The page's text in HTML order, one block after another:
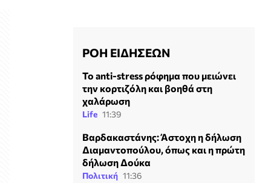
ΡΟΗ ΕΙΔΗΣΕΩΝ
Το anti-stress ρόφημα που μειώνει
την κορτιζόλη και βοηθά στη
χαλάρωση
Life 11:39
Βαρδακαστάνης: Άστοχη η δήλωση
Διαμαντοπούλου, όπως και η πρώτη
δήλωση Δούκα
Πολιτική 11:36